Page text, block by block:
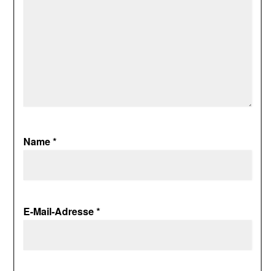
Name*
E-Mail-Adresse*